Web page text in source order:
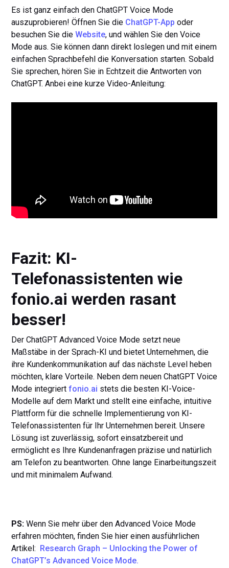
Es ist ganz einfach den ChatGPT Voice Mode
auszuprobieren! Öffnen Sie die ChatGPT-App oder
besuchen Sie dieWebsite, und wählen Sie den Voice
Mode aus. Sie können dann direkt loslegen und mit einem
einfachen Sprachbefehl die Konversation starten. Sobald
Sie sprechen, hören Sie in Echtzeit die Antworten von
ChatGPT. Anbei eine kurze Video-Anleitung:
Fazit: KI-
Telefonassistenten wie
fonio.ai werden rasant
besser!
Der ChatGPT Advanced Voice Mode setzt neue
Maßstäbe in der Sprach-KI und bietet Unternehmen, die
ihre Kundenkommunikation auf das nächste Level heben
möchten, klare Vorteile. Neben dem neuen ChatGPT Voice
Mode integriertfonio.ai stets die besten KI-Voice-
Modelle auf dem Markt und stellt eine einfache, intuitive
Plattform für die schnelle Implementierung von KI-
Telefonassistenten für Ihr Unternehmen bereit. Unsere
Lösung ist zuverlässig, sofort einsatzbereit und
ermöglicht es Ihre Kundenanfragen präzise und natürlich
am Telefon zu beantworten. Ohne lange Einarbeitungszeit
und mit minimalem Aufwand.
PS: Wenn Sie mehr über den Advanced Voice Mode
erfahren möchten, finden Sie hier einen ausführlichen
Artikel: Research Graph – Unlocking the Power of
ChatGPT’s Advanced Voice Mode.